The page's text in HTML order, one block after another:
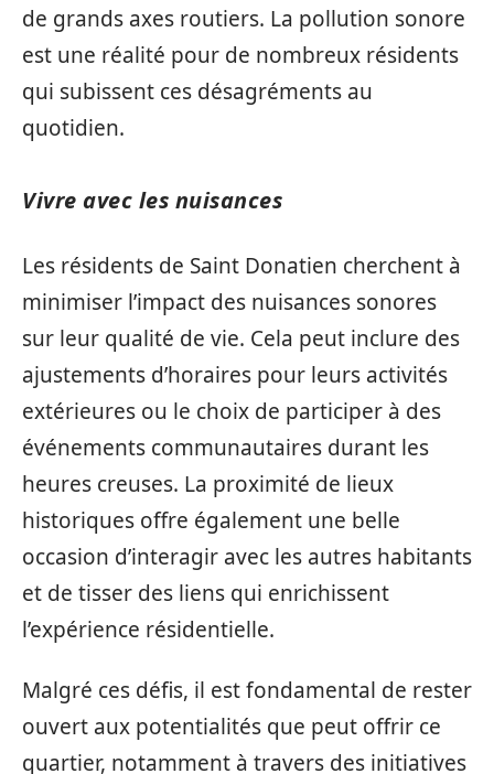
de grands axes routiers. La pollution sonore
est une réalité pour de nombreux résidents
qui subissent ces désagréments au
quotidien.
Vivre avec les nuisances
Les résidents de Saint Donatien cherchent à
minimiser l’impact des nuisances sonores
sur leur qualité de vie. Cela peut inclure des
ajustements d’horaires pour leurs activités
extérieures ou le choix de participer à des
événements communautaires durant les
heures creuses. La proximité de lieux
historiques offre également une belle
occasion d’interagir avec les autres habitants
et de tisser des liens qui enrichissent
l’expérience résidentielle.
Malgré ces défis, il est fondamental de rester
ouvert aux potentialités que peut offrir ce
quartier, notamment à travers des initiatives